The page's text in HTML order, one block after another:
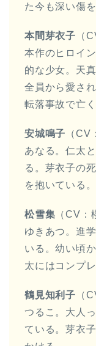
た今も深い傷
本間芽衣子 （
本作のヒロイ
的な少女。天
全員から愛さ
転落事故で亡く
安城鳴子 （CV
あなる。仁太
る。芽衣子の
を抱いている。
松雪集 （CV：
ゆきあつ。進
いる。幼い頃
太にはコンプ
鶴見知利子 （
つるこ。大人
ている。芽衣